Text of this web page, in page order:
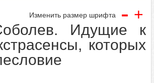
Изменить размер шрифта - +
Идущие к
которых